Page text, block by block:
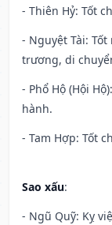
- Thiên Hỷ: Tốt
- Nguyệt Tài:
trương, di
- Phổ Hộ (Hội
hành.
- Tam Hợp: Tốt
Sao xấu:
- Ngũ Quỹ: Kỵ